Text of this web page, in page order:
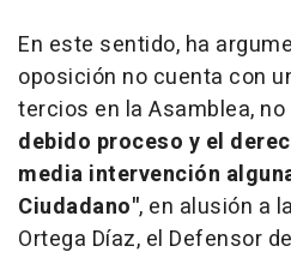
En este sentido, ha
oposición no cuenta con
tercios en la Asamblea,
debido proceso y el
media intervención
Ciudadano", en alusión a
Ortega Díaz, el Defensor